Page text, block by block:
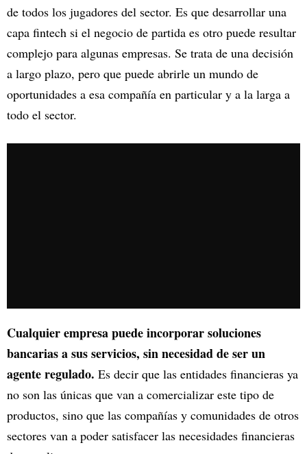
de todos los jugadores del sector. Es que desarrollar una
capa fintech si el negocio de partida es otro puede resultar
complejo para algunas empresas. Se trata de una decisión
a largo plazo, pero que puede abrirle un mundo de
oportunidades a esa compañía en particular y a la larga a
todo el sector.
Cualquier empresa puede incorporar soluciones
bancarias a sus servicios, sin necesidad de ser un
agente regulado. Es decir que las entidades financieras ya
no son las únicas que van a comercializar este tipo de
productos, sino que las compañías y comunidades de otros
sectores van a poder satisfacer las necesidades financieras